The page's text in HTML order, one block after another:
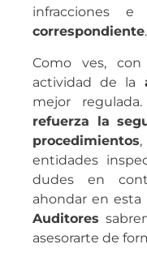
infracciones
correspondiente.
Como ves,
actividad de la
mejor
refuerza la
procedimientos
entidades
dudes en
ahondar en esta
Auditores
asesorarte de